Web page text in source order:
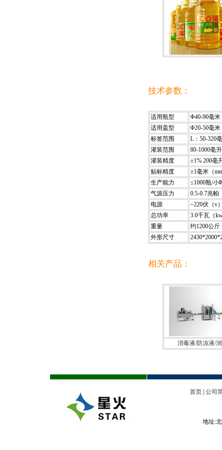
技术参数：
适用瓶型
Φ40-90毫米
适用盖型
Φ20-50毫米
标签范围
L：50-320
灌装范围
80-1000毫
灌装精度
±1% 200毫
贴标精度
±1毫米（
生产能力
≤1000瓶/小
气源压力
0.5-0.7兆帕
电源
~220伏（v
总功率
3.0千瓦（
重量
约1200公斤
外形尺寸
相关产品：
消毒液/防冻液/
首页 公司
地址: